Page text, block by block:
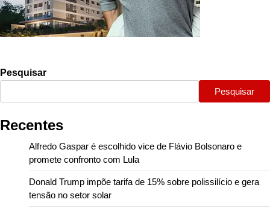
Pesquisar
Pesquisar
Recentes
Alfredo Gaspar é escolhido vice de Flávio Bolsonaro e
promete confronto com Lula
Donald Trump impõe tarifa de 15% sobre polissilício e gera
tensão no setor solar